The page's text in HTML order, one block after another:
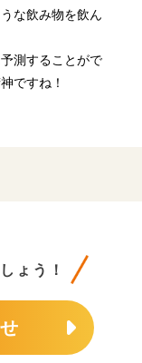
な飲み物を飲ん
測することがで
ですね！
ょう！